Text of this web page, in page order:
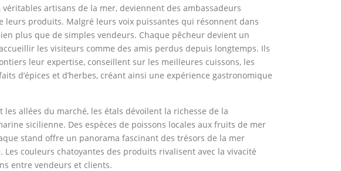
véritables artisans de la mer, deviennent des ambassadeurs
leurs produits. Malgré leurs voix puissantes qui résonnent dans
plus que de simples vendeurs. Chaque pêcheur devient un
les visiteurs comme des amis perdus depuis longtemps. Ils
leur expertise, conseillent sur les meilleures cuissons, les
d’épices et d’herbes, créant ainsi une expérience gastronomique
les allées du marché, les étals dévoilent la richesse de la
sicilienne. Des espèces de poissons locales aux fruits de mer
stand offre un panorama fascinant des trésors de la mer
Les couleurs chatoyantes des produits rivalisent avec la vivacité
entre vendeurs et clients.